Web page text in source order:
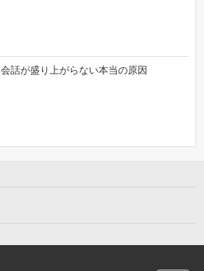
会話が盛り上がらない本当の原因